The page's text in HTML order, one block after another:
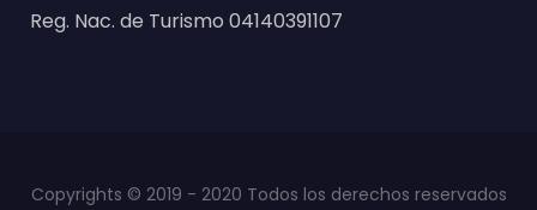
Reg. Nac. de Turismo 04140391107
Copyrights © 2019 - 2020 Todos los derechos reservados